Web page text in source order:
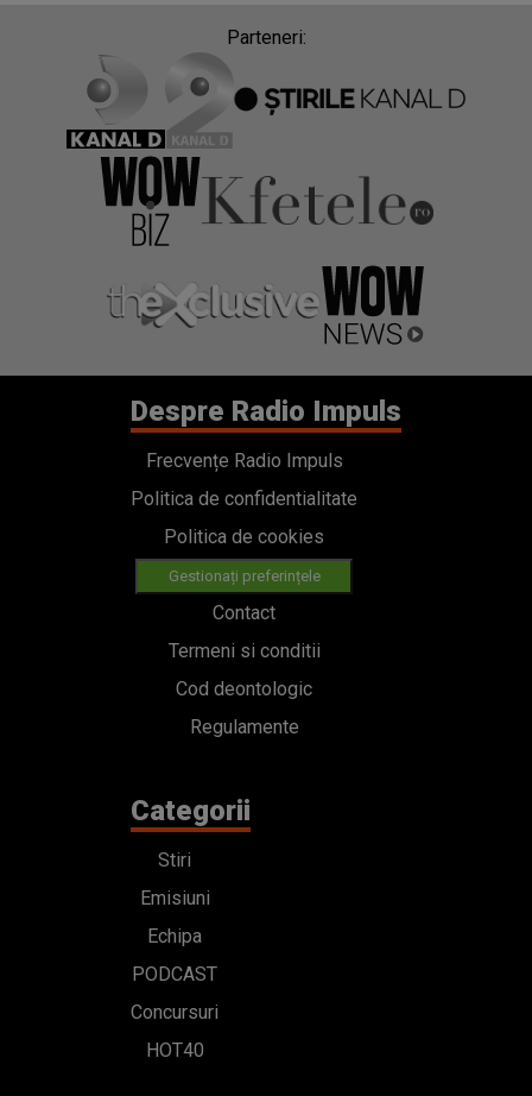
Parteneri:
Despre Radio Impuls
Frecvențe Radio Impuls
Politica de confidentialitate
Politica de cookies
Gestionați preferințele
Contact
Termeni si conditii
Cod deontologic
Regulamente
Categorii
Stiri
Emisiuni
Echipa
PODCAST
Concursuri
HOT40